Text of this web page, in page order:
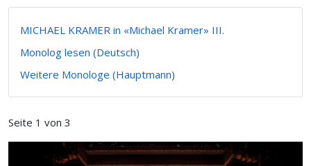
MICHAEL KRAMER in «Michael Kramer» III.
Monolog lesen (Deutsch)
Weitere Monologe (Hauptmann)
Seite 1 von 3